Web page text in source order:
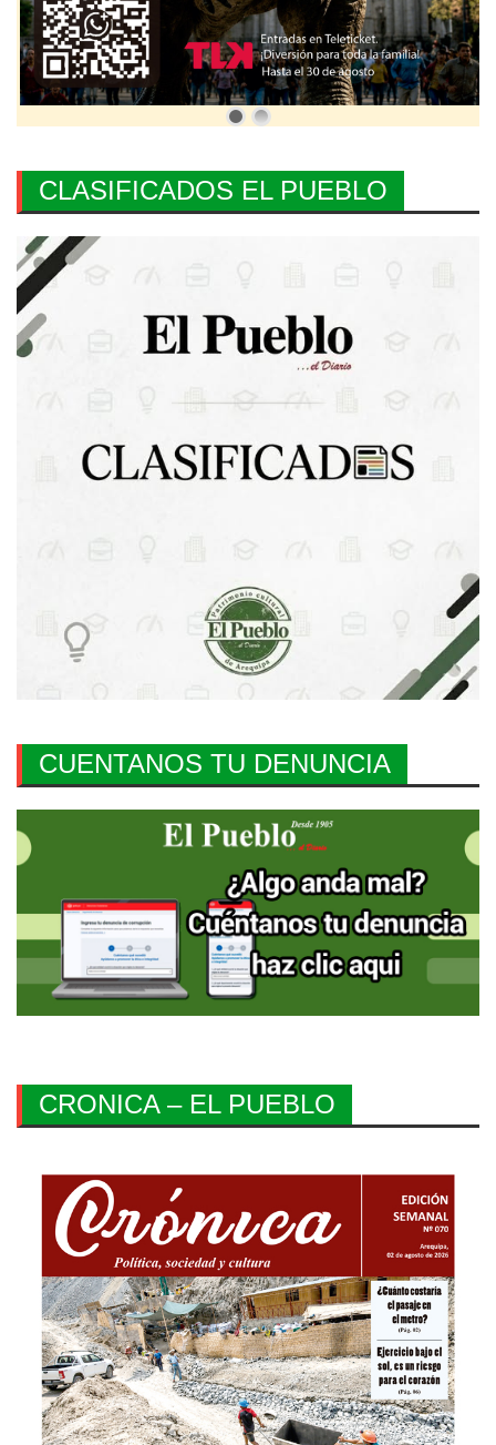
CLASIFICADOS EL PUEBLO
CUENTANOS TU DENUNCIA
CRONICA – EL PUEBLO